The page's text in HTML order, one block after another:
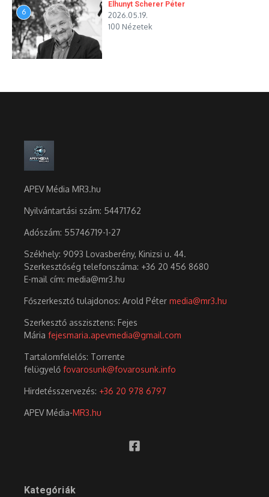
6
Elhunyt Scherer Péter
2026.05.19.
100 Nézetek
APEV Média MR3.hu
Nyilvántartási szám: 54471762
Adószám: 55746719-1-27
Székhely: 9093 Lovasberény, Kinizsi u. 44.
Szerkesztőség telefonszáma: +36 20 456 8680
E-mail cím: media@mr3.hu
Főszerkesztő tulajdonos: Arold Péter media@mr3.hu
Szerkesztő asszisztens: Fejes
Mária fejesmaria.apevmedia@gmail.com
Tartalomfelelős: Torrente
felügyelő fovarosunk@fovarosunk.info
Hirdetésszervezés: +36 20 978 6797
APEV Média-MR3.hu
Kategóriák